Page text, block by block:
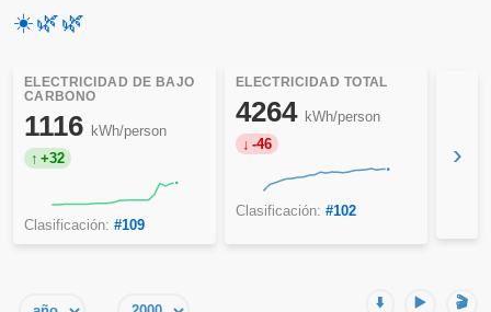
☀️🌿🌿
ELECTRICIDAD DE BAJO
CARBONO
1116 kWh/person
+32
Clasificación: #109
ELECTRICIDAD TOTAL
4264 kWh/person
-46
Clasificación: #102
›
⬇️ ▶️ 🎬